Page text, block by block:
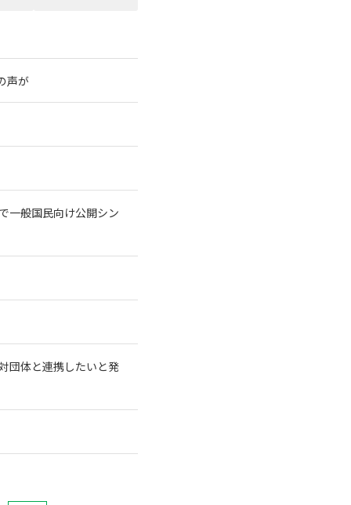
声が
一般国民向け公開シン
団体と連携したいと発